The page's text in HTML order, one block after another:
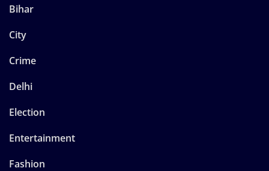
Bihar
City
Crime
Delhi
Election
Entertainment
Fashion